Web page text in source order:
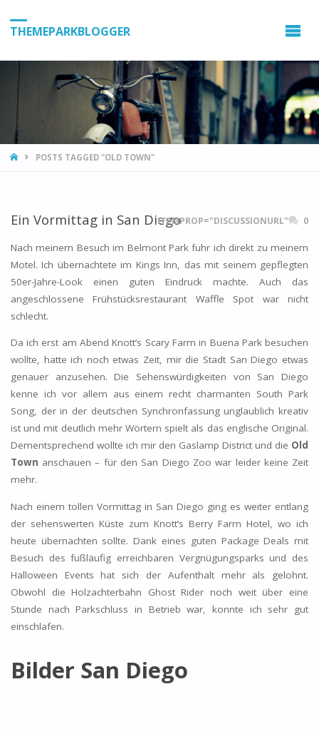
THEMEPARKBLOGGER
HOMEPOSTS TAGGED "OLD TOWN"
Ein Vormittag in San DiegoITEMPROP="DISCUSSIONURL" 0
Nach meinem Besuch im Belmont Park fuhr ich direkt zu meinem
Motel. Ich übernachtete im Kings Inn, das mit seinem gepflegten
50er-Jahre-Look einen guten Eindruck machte. Auch das
angeschlossene Frühstücksrestaurant Waffle Spot war nicht
schlecht.
Da ich erst am Abend Knott’s Scary Farm in Buena Park besuchen
wollte, hatte ich noch etwas Zeit, mir die Stadt San Diego etwas
genauer anzusehen. Die Sehenswürdigkeiten von San Diego
kenne ich vor allem aus einem recht charmanten South Park
Song, der in der deutschen Synchronfassung unglaublich kreativ
ist und mit deutlich mehr Wörtern spielt als das englische Original.
Dementsprechend wollte ich mir den Gaslamp District und die Old
Town anschauen – für den San Diego Zoo war leider keine Zeit
mehr.
Nach einem tollen Vormittag in San Diego ging es weiter entlang
der sehenswerten Küste zum Knott’s Berry Farm Hotel, wo ich
heute übernachten sollte. Dank eines guten Package Deals mit
Besuch des fußläufig erreichbaren Vergnügungsparks und des
Halloween Events hat sich der Aufenthalt mehr als gelohnt.
Obwohl die Holzachterbahn Ghost Rider noch weit über eine
Stunde nach Parkschluss in Betrieb war, konnte ich sehr gut
einschlafen.
Bilder San Diego